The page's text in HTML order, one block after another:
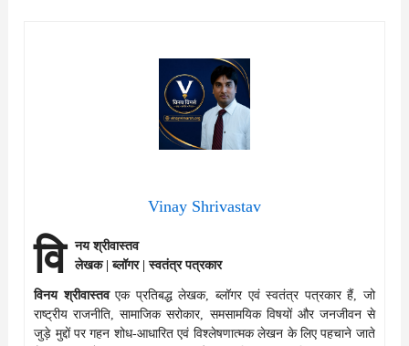
Vinay Shrivastav
वि
नय श्रीवास्तव
लेखक | ब्लॉगर | स्वतंत्र पत्रकार
विनय श्रीवास्तवएक प्रतिबद्ध लेखक, ब्लॉगर एवं स्वतंत्र पत्रकार हैं, जो
राष्ट्रीय राजनीति, सामाजिक सरोकार, समसामयिक विषयों और जनजीवन से
जुड़े मुद्दों पर गहन शोध-आधारित एवं विश्लेषणात्मक लेखन के लिए पहचाने जाते